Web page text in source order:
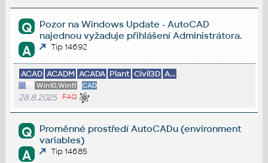
Q
Pozor na Windows Update - AutoCAD
najednou vyžaduje přihlášení Administrátora.
A Tip 14692
ACAD ACADM ACADA Plant Civil3D A...
Win10,Win11 CAD
28.8.2025 FAQ
Q
Proměnné prostředí AutoCADu (environment
variables)
A Tip 14685